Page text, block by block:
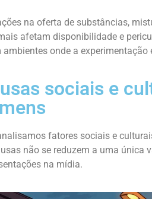
na oferta de substâncias,
afetam disponibilidade e
ambientes onde a
sociais e
fatores sociais e
não se reduzem a uma única
na mídia.